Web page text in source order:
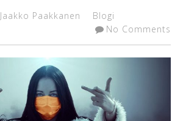
Jaakko Paakkanen
Blogi
No Comments